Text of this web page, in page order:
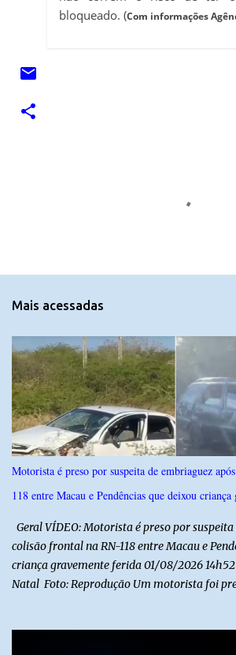
bloqueado. (Com informações
n
r
i
o
s
Mais acessadas
Motorista é preso por suspeita de embriaguez
118 entre Macau e Pendências que deixou
Geral VÍDEO: Motorista é preso por
colisão frontal na RN-118 entre Macau e
criança gravemente ferida 01/08/2026
Natal Foto: Reprodução Um motorista foi